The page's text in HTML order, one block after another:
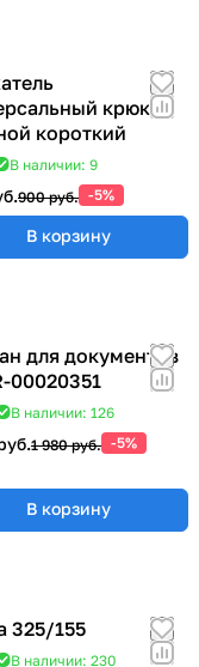
крюк
короткий
В наличии: 9
900 руб. -5%
В корзину
для документов
00020351
В наличии: 126
1 980 руб. -5%
В корзину
325/155
В наличии: 230